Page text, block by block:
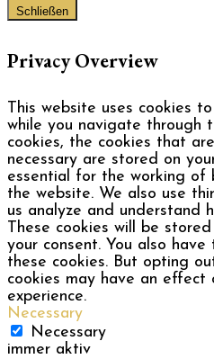
Schließen
Privacy Overview
This website uses cookies
while you navigate through
cookies, the cookies that
necessary are stored on
essential for the working of
the website. We also use
us analyze and understand
These cookies will be
your consent. You also
these cookies. But opting
cookies may have an effect
experience.
Necessary
Necessary
immer aktiv